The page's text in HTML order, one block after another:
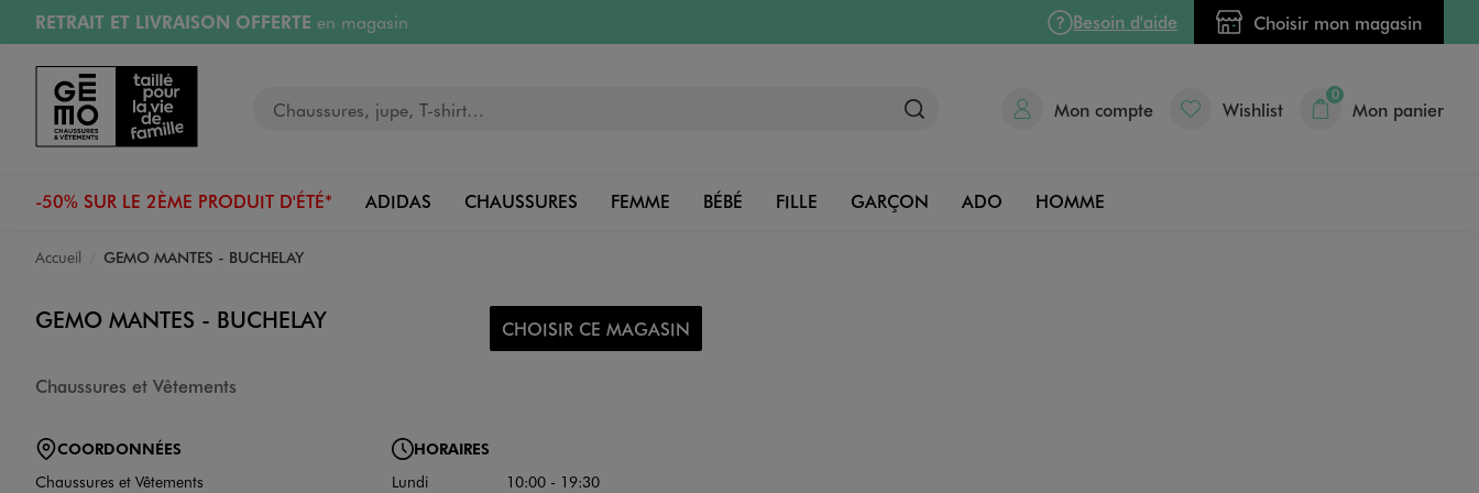
Aller au contenu principal
Aller à la navigation
RETRAIT ET LIVRAISON OFFERTE en magasin
Retours OFFERTSpendant 30 jours
PAYEZ EN 3x SANS FRAIS
dès 50€
RÉSERVATION GRATUITE
Besoin d'aide Choisir mon magasin
Mon compte Wishlist
0
Mon panier
-50% SUR LE 2ÈME PRODUIT D'ÉTÉ* ADIDAS CHAUSSURES FEMME BÉBÉ FILLE GARÇON ADO HOMME
Accueil GEMO MANTES - BUCHELAY
GEMO MANTES - BUCHELAY
Chaussures et Vêtements
CHOISIR CE MAGASIN
COORDONNÉES
Chaussures et Vêtements
HORAIRES
Lundi
10:00 - 19:30